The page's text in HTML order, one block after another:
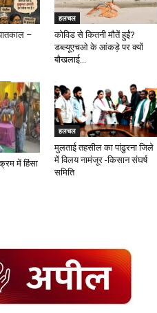
–
हलचल
कोविड से कितनी मौतें हुईं?
डब्ल्यूएचओ के आंकड़े पर क्यों
बौखलाई...
में हिंसा
हलचल
मुलताई तहसील का पांढुरना जिले
में विलय नामंजूर -किसान संघर्ष
समिति